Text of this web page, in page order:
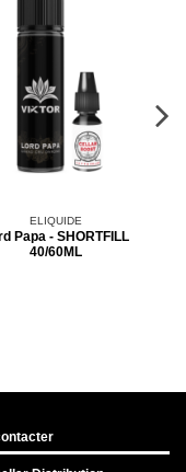
ELIQUIDE
Papa - SHORTFILL
40/60ML